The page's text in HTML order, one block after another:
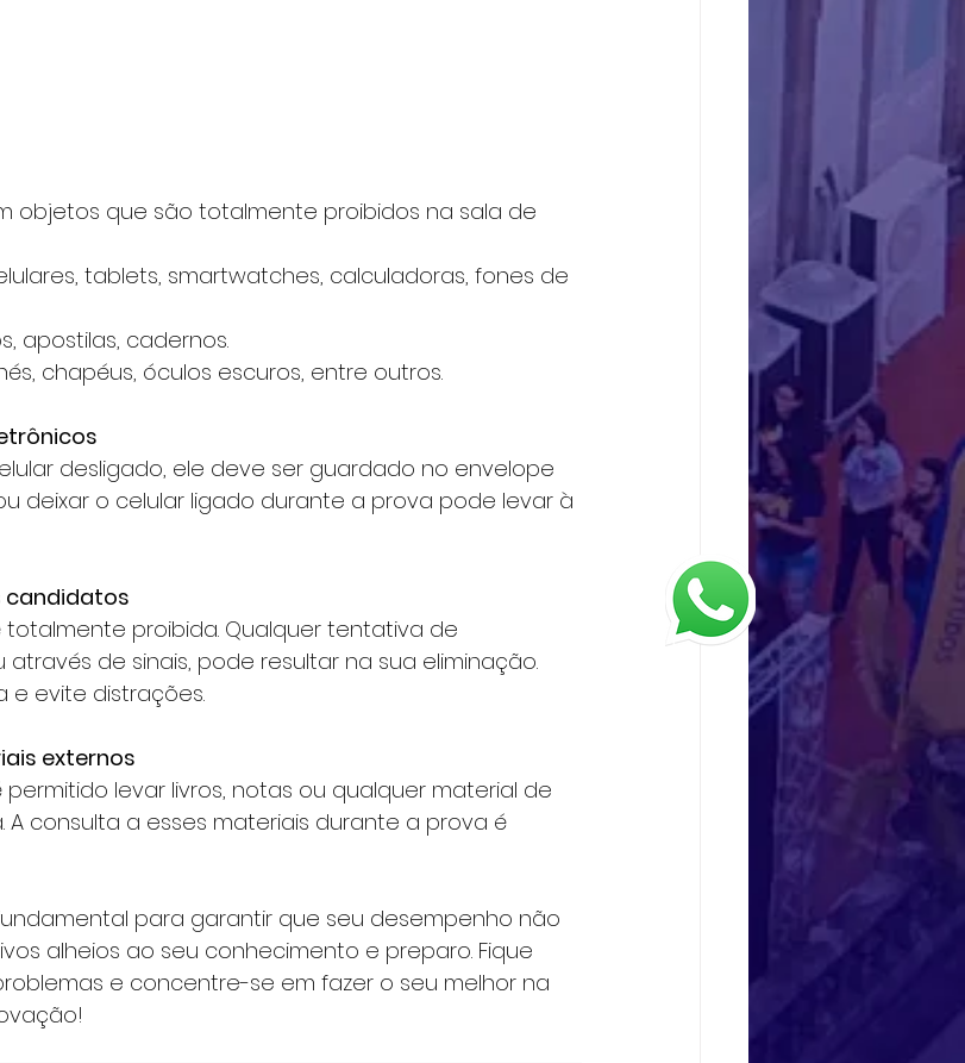
objetos que são totalmente proibidos na sala de
tablets, smartwatches, calculadoras, fones de
apostilas, cadernos.
chapéus, óculos escuros, entre outros.
desligado, ele deve ser guardado no envelope
deixar o celular ligado durante a prova pode levar à
candidatos
proibida. Qualquer tentativa de
de sinais, pode resultar na sua eliminação.
e evite distrações.
externos
levar livros, notas ou qualquer material de
consulta a esses materiais durante a prova é
para garantir que seu desempenho não
alheios ao seu conhecimento e preparo. Fique
e concentre-se em fazer o seu melhor na